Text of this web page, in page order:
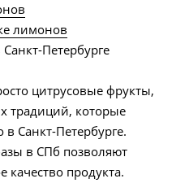
лимонов
Петербурге
цитрусовые фрукты,
традиций, которые
Санкт-Петербурге.
в СПб позволяют
качество продукта.